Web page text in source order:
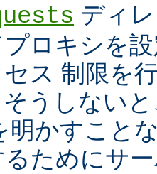
ディ
ロキシを
ス 制限を
うしない
明かすこと
ためにサ